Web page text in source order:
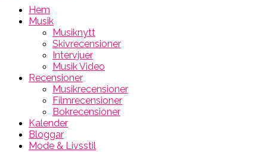
Hem
Musik
Musiknytt
Skivrecensioner
Intervjuer
Musik Video
Recensioner
Musikrecensioner
Filmrecensioner
Bokrecensioner
Kalender
Bloggar
Mode & Livsstil